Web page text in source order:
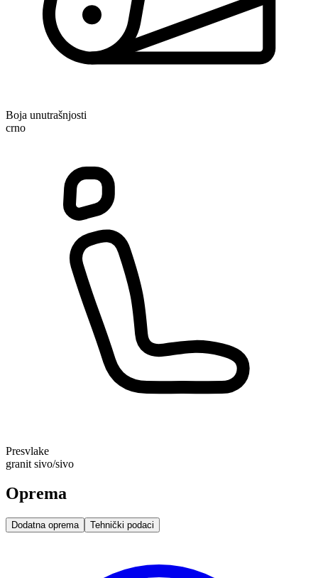
Boja unutrašnjosti
crno
Presvlake
granit sivo/sivo
Oprema
Dodatna oprema Tehnički podaci